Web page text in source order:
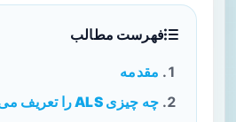
فهرست مطالب
مقدمه
چه چیزی ALS را تعریف می‌کند؟